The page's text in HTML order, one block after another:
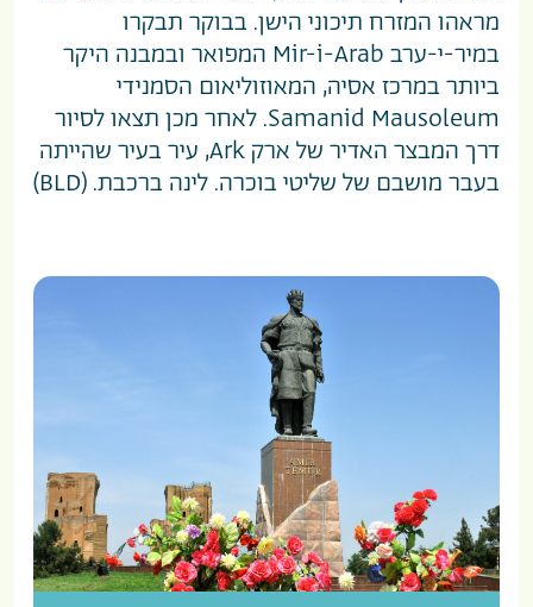
מראהו המזרח תיכוני הישן. בבוקר תבקרו
במיר-י-ערב Mir-i-Arab המפואר ובמבנה היקר
ביותר במרכז אסיה, המאוזוליאום הסמנידי
Samanid Mausoleum. לאחר מכן תצאו לסיור
דרך המבצר האדיר של ארק Ark, עיר בעיר שהייתה
בעבר מושבם של שליטי בוכרה. לינה ברכבת. (BLD)